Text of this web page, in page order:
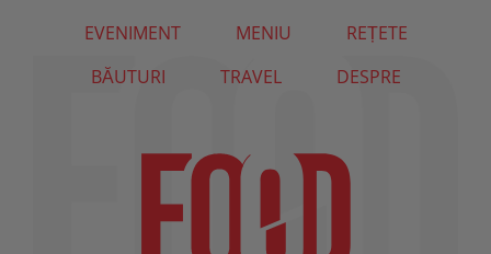
EVENIMENT MENIU
REȚETE
BĂUTURI
TRAVEL DESPRE